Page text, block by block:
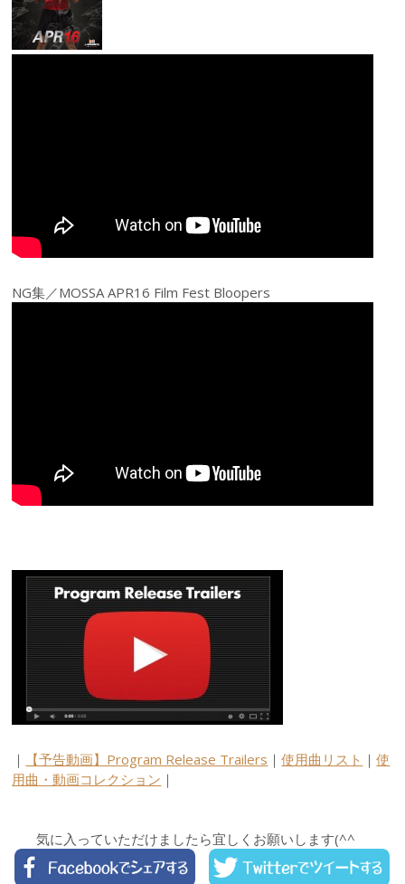
NG集／MOSSA APR16 Film Fest Bloopers
｜ 【予告動画】Program Release Trailers ｜使用曲リスト ｜使
用曲・動画コレクション ｜
気に入っていただけましたら宜しくお願いします(^^ゞ